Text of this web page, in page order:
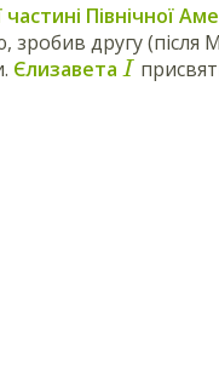
частині Північної
другу (після
Єлизавета I